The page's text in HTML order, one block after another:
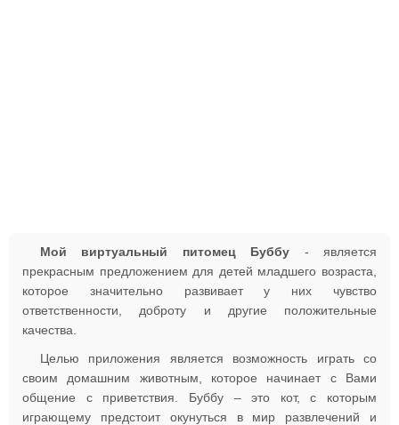
Мой виртуальный питомец Буббу - является
прекрасным предложением для детей младшего возраста,
которое значительно развивает у них чувство
ответственности, доброту и другие положительные
качества.
Целью приложения является возможность играть со
своим домашним животным, которое начинает с Вами
общение с приветствия. Буббу – это кот, с которым
играющему предстоит окунуться в мир развлечений и